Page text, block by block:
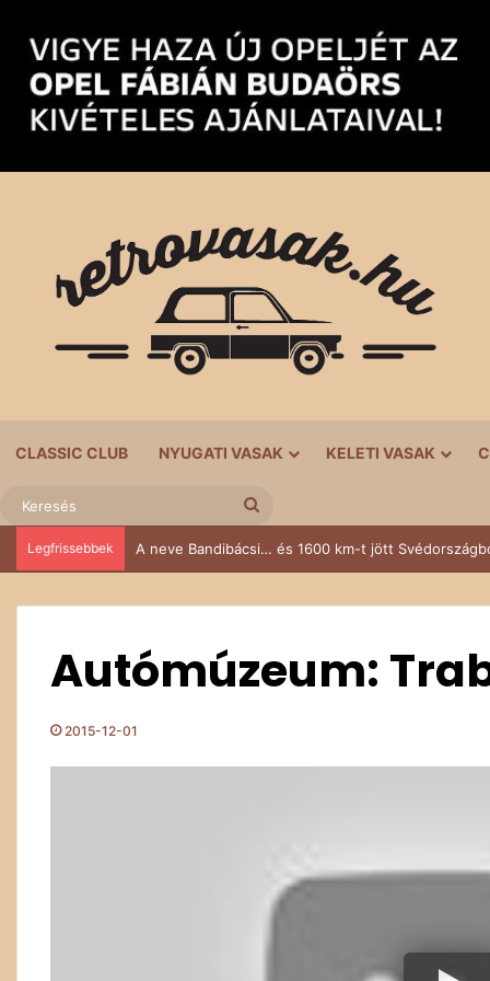
CLASSIC CLUB NYUGATI VASAK KELETI VASAK
Legfrissebbek Az öreg 104-es, aki nem tudott nemet mondani
Autómúzeum:
2015-12-01